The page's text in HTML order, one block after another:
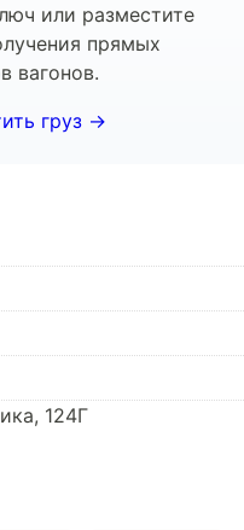
или разместите
прямых
вагонов.
груз →
124Г